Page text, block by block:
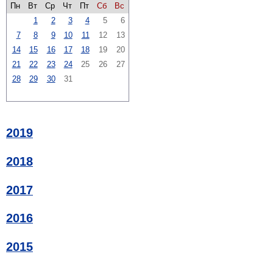
Пн
Вт Ср Чт Пт Сб
Вс
1
2 3 4 5
6
7
8 9 10 11 12
13
14
15 16 17 18 19
20
21
22 23 24 25 26
27
28
29 30 31
2019
2018
2017
2016
2015